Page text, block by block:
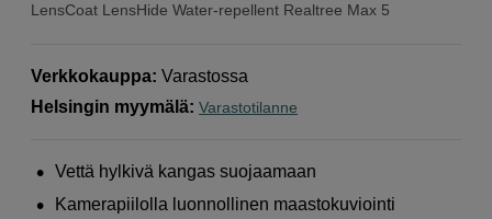
LensCoat LensHide Water-repellent Realtree Max 5
Verkkokauppa: Varastossa
Helsingin myymälä: Varastotilanne
Vettä hylkivä kangas suojaamaan
Kamerapiilolla luonnollinen maastokuviointi